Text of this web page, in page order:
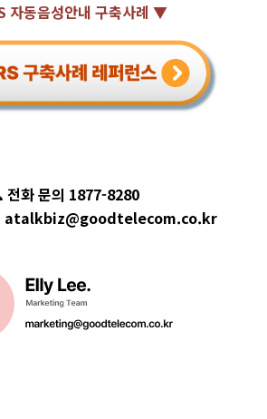
자동음성안내 구축사례 ▼
전화 문의 1877-8280
atalkbiz@goodtelecom.co.kr